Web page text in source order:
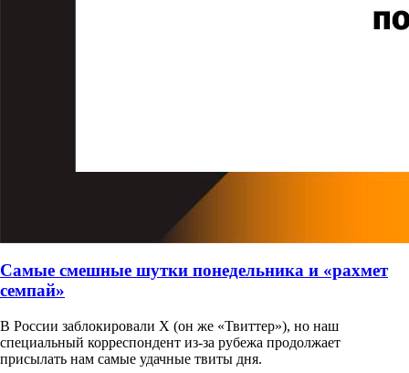
Самые смешные шутки понедельника и «рахмет
семпай»
В России заблокировали X (он же «Твиттер»), но наш
специальный корреспондент из-за рубежа продолжает
присылать нам самые удачные твиты дня.